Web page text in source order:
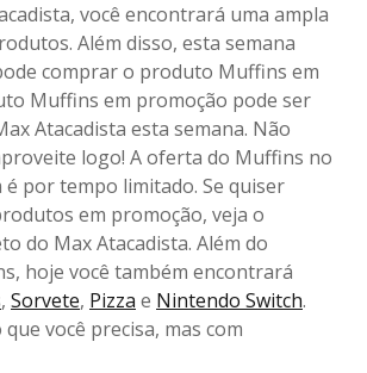
você encontrará uma ampla
Além disso, esta semana
comprar o produto Muffins em
Muffins em promoção pode ser
Atacadista esta semana. Não
logo! A oferta do Muffins no
é por tempo limitado. Se quiser
em promoção, veja o
do Max Atacadista. Além do
hoje você também encontrará
, Sorvete, Pizza e Nintendo Switch.
você precisa, mas com